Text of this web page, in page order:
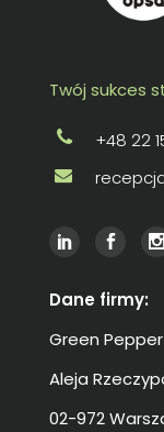
Twój sukces
+48 22
Dane firmy:
Green Pepper
Aleja
02-972